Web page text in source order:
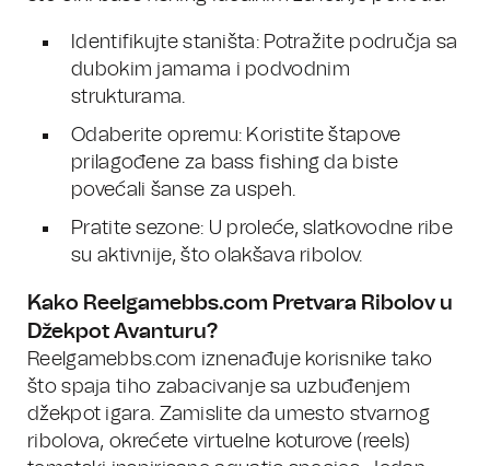
Identifikujte staništa: Potražite područja sa
dubokim jamama i podvodnim
strukturama.
Odaberite opremu: Koristite štapove
prilagođene za bass fishing da biste
povećali šanse za uspeh.
Pratite sezone: U proleće, slatkovodne ribe
su aktivnije, što olakšava ribolov.
Kako Reelgamebbs.com Pretvara Ribolov u
Džekpot Avanturu?
Reelgamebbs.com iznenađuje korisnike tako
što spaja tiho zabacivanje sa uzbuđenjem
džekpot igara. Zamislite da umesto stvarnog
ribolova, okrećete virtuelne koturove (reels)